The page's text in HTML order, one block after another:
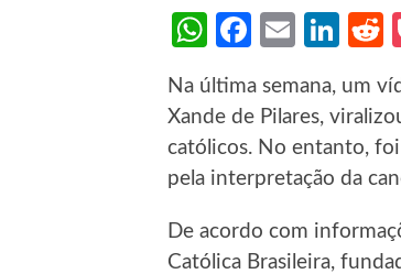
WhatsApp
Facebook
Email
Na última semana, um
Xande de Pilares,
católicos. No entanto, foi
pela interpretação da
De acordo com
Católica Brasileira,